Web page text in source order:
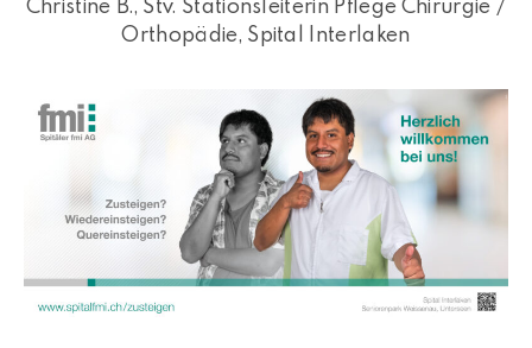
Orthopädie, Spital Interlaken